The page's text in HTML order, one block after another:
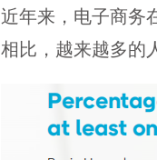
近年来，电子商务
相比，越来越多的